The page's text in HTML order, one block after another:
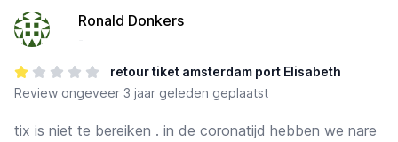
Ronald Donkers
retour tiket amsterdam port Elisabeth
Review ongeveer 3 jaar geleden geplaatst
tix is niet te bereiken . in de coronatijd hebben we nare